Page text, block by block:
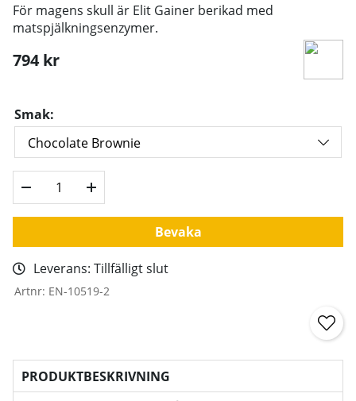
För magens skull är Elit Gainer berikad med
matspjälkningsenzymer.
794kr
Smak:
Bevaka
Leverans: Tillfälligt slut
Artnr: EN-10519-2
PRODUKTBESKRIVNING